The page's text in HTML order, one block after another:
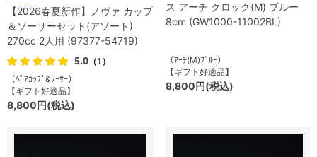
【2026春夏新作】ノヴァ カップ
＆ソーサーセット(アソート)
270cc 2人用 (97377-54719)
5.0 （1）
（ﾍﾟｱｶｯﾌﾟ&ｿｰｻｰ）
【ギフト好適品】
8,800円(税込)
ス アーチ クロック(M) ブルー
8cm (GW1000-11002BL)
（ｱｰﾁ(M)ﾌﾞﾙｰ）
【ギフト好適品】
8,800円(税込)